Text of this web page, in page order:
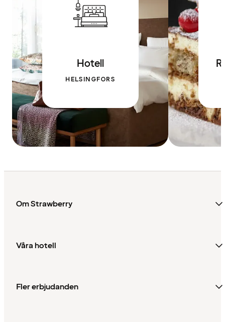
Hotell
HELSINGFORS
Om Strawberry
Våra hotell
Fler erbjudanden